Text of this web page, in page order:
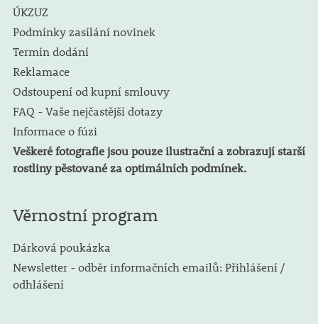
ÚKZUZ
Podmínky zasílání novinek
Termín dodání
Reklamace
Odstoupení od kupní smlouvy
FAQ - Vaše nejčastější dotazy
Informace o fúzi
Veškeré fotografie jsou pouze ilustrační a zobrazují starší
rostliny pěstované za optimálních podmínek.
Věrnostní program
Dárková poukázka
Newsletter - odběr informačních emailů: Přihlášení /
odhlášení